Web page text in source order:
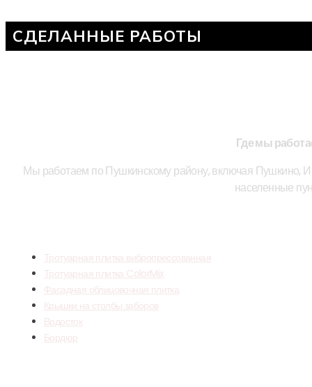
СДЕЛАННЫЕ РАБОТЫ
Где мы
Мы работаем по Пушкинскому району, включая Пушкино,
населенные
Тротуарная плитка вибропрессованная
Тротуарная плитка ColorMix
Фасадная облицовочная плитка
Крышки на столбы заборов
Водосток
Бордюр